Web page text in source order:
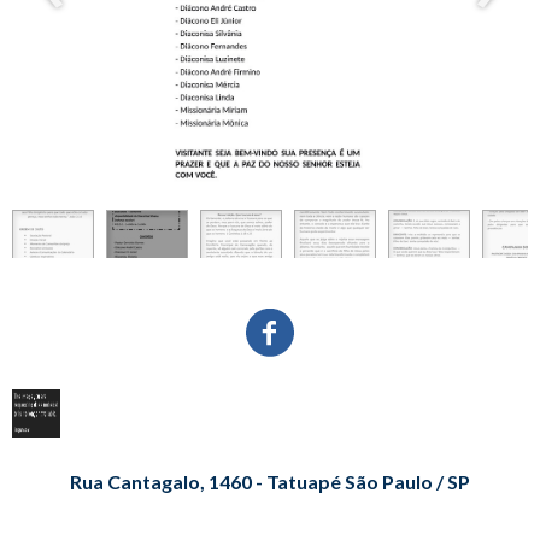
Rua Cantagalo, 1460 - Tatuapé São Paulo / SP